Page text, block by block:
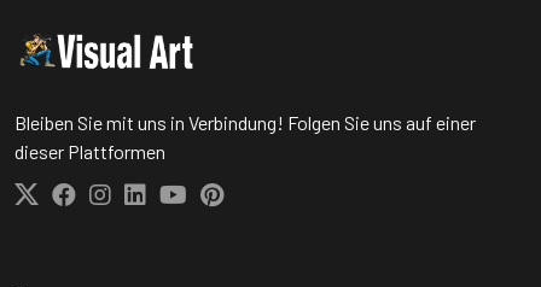
Bleiben Sie mit uns in Verbindung! Folgen Sie uns auf einer
dieser Plattformen